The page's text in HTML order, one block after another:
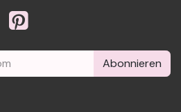
Abonnieren